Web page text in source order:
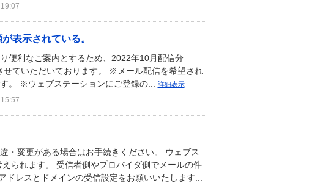
が表示されている。
便利なご案内とするため、2022年10月配信分
せていただいております。 ※メール配信を希望され
。 ※ウェブステーションにご登録の...
詳細表示
・変更がある場合はお手続きください。 ウェブス
られます。 受信者側やプロバイダ側でメールの件
レスとドメインの受信設定をお願いいたします...